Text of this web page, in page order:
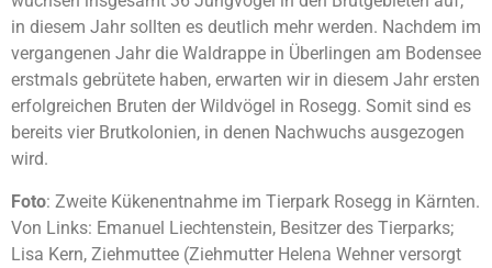
in diesem Jahr sollten es deutlich mehr werden. Nachdem im
vergangenen Jahr die Waldrappe in Überlingen am Bodensee
erstmals gebrütete haben, erwarten wir in diesem Jahr ersten
erfolgreichen Bruten der Wildvögel in Rosegg. Somit sind es
bereits vier Brutkolonien, in denen Nachwuchs ausgezogen
wird.
Foto: Zweite Kükenentnahme im Tierpark Rosegg in Kärnten.
Von Links: Emanuel Liechtenstein, Besitzer des Tierparks;
Lisa Kern, Ziehmuttee (Ziehmutter Helena Wehner versorgt